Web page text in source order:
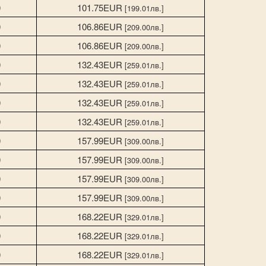
101.75EUR [199.01лв.]
106.86EUR [209.00лв.]
106.86EUR [209.00лв.]
132.43EUR [259.01лв.]
132.43EUR [259.01лв.]
132.43EUR [259.01лв.]
132.43EUR [259.01лв.]
157.99EUR [309.00лв.]
157.99EUR [309.00лв.]
157.99EUR [309.00лв.]
157.99EUR [309.00лв.]
168.22EUR [329.01лв.]
168.22EUR [329.01лв.]
168.22EUR [329.01лв.]